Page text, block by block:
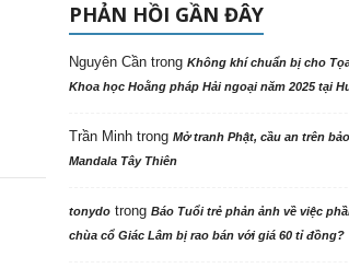
PHẢN HỒI GẦN ĐÂY
Nguyên Cầntrong Không khí chuẩn bị cho
Khoa học Hoằng pháp Hải ngoại năm 2025 tại
Trần Minhtrong Mở tranh Phật, cầu an trên
Mandala Tây Thiên
tonydotrong Báo Tuổi trẻ phản ảnh về việc
chùa cổ Giác Lâm bị rao bán với giá 60 tỉ đồng?